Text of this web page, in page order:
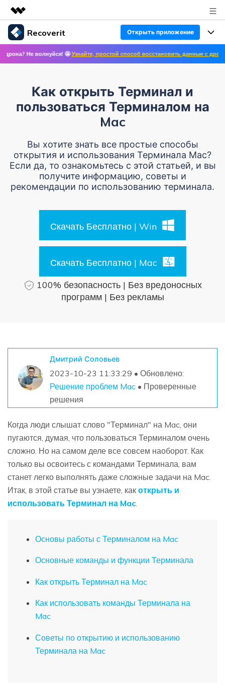
Рекомендуемые продукты
Цифровая креативность AIGC
Бизнес
Покупка
Поддержка
Recoverit Открыть приложение
Продукты
Восстановление фото/видео/аудио
Особенности
Восстановление медиафайлов
Восстановление документов
Восстановление с устройств
Решение проблем с файлами
Решение проблем с компьютером
Решения для резервного копирования
НАЙТИ БОЛЬШЕ РЕШЕНИЙ
Помощь
Руководство пользователя
СКАЧАТЬ БЕСПЛАТНО Войти
Поиск
волнуйся! 🤩Узнайте, простой способ восстановить данные с дронов! ✨ >>
Как открыть Терминал и
пользоваться Терминалом на
Mac
Вы хотите знать все простые способы
открытия и использования Терминала Mac?
Если да, то ознакомьтесь с этой статьей, и вы
получите информацию, советы и
рекомендации по использованию терминала.
Скачать Бесплатно | Win
Скачать Бесплатно | Mac
100% безопасность | Без вредоносных
программ | Без рекламы
Дмитрий Соловьев
2023-10-23 11:33:29 • Обновлено:
Решение проблем Mac• Проверенные
решения
Когда люди слышат слово "Терминал" на Mac, они
пугаются, думая, что пользоваться Терминалом очень
сложно. Но на самом деле все совсем наоборот. Как
только вы освоитесь с командами Терминала, вам
станет легко выполнять даже сложные задачи на Mac.
Итак, в этой статье вы узнаете, как открыть и
использовать Терминал на Mac.
Основы работы с Терминалом на Mac
Основные команды и функции Терминала
Как открыть Терминал на Mac
Как использовать команды Терминала на
Mac
Советы по открытию и использованию
Терминала на Mac